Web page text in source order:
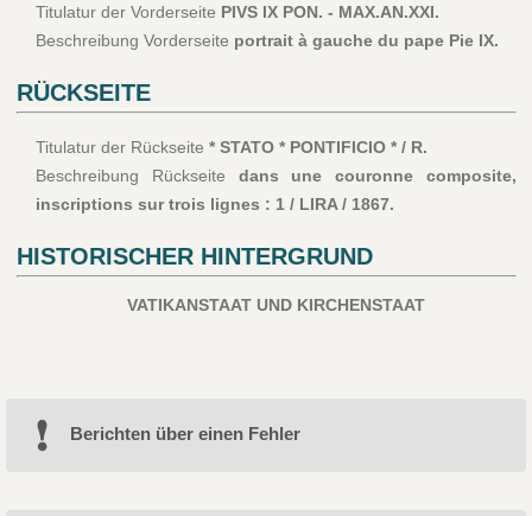
Titulatur der Vorderseite PIVS IX PON. - MAX.AN.XXI.
Beschreibung Vorderseite portrait à gauche du pape Pie IX.
RÜCKSEITE
Titulatur der Rückseite * STATO * PONTIFICIO * / R.
Beschreibung Rückseite dans une couronne composite,
inscriptions sur trois lignes : 1 / LIRA / 1867.
HISTORISCHER HINTERGRUND
VATIKANSTAAT UND KIRCHENSTAAT
Berichten über einen Fehler